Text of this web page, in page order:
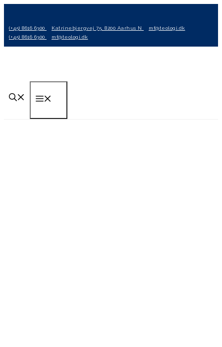
indhold
(+45) 8616 6300 Katrinebjergvej 75, 8200 Aarhus N
mf@teologi.dk
(+45) 8616 6300
mf@teologi.dk